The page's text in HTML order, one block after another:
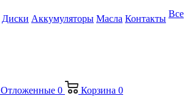
Диски Аккумуляторы Масла Контакты Все
Отложенные 0 Корзина 0